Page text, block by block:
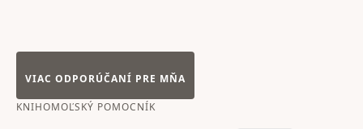
VIAC ODPORÚČANÍ PRE MŇA
KNIHOMOĽSKÝ POMOCNÍK